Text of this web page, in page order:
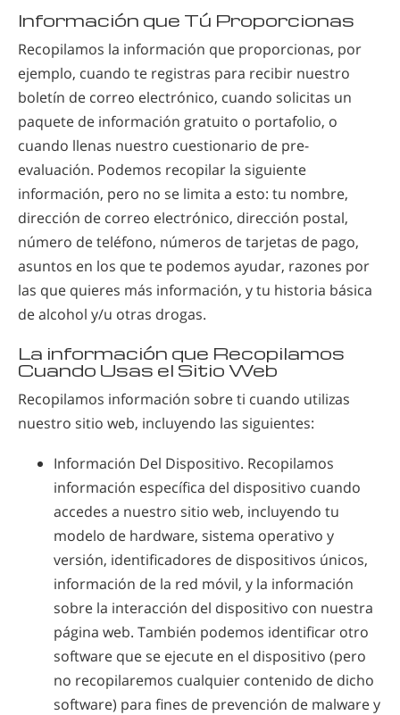
Información que Tú Proporcionas
Recopilamos la información que proporcionas, por
ejemplo, cuando te registras para recibir nuestro
boletín de correo electrónico, cuando solicitas un
paquete de información gratuito o portafolio, o
cuando llenas nuestro cuestionario de pre-
evaluación. Podemos recopilar la siguiente
información, pero no se limita a esto: tu nombre,
dirección de correo electrónico, dirección postal,
número de teléfono, números de tarjetas de pago,
asuntos en los que te podemos ayudar, razones por
las que quieres más información, y tu historia básica
de alcohol y/u otras drogas.
La información que Recopilamos
Cuando Usas el Sitio Web
Recopilamos información sobre ti cuando utilizas
nuestro sitio web, incluyendo las siguientes:
Información Del Dispositivo. Recopilamos
información específica del dispositivo cuando
accedes a nuestro sitio web, incluyendo tu
modelo de hardware, sistema operativo y
versión, identificadores de dispositivos únicos,
información de la red móvil, y la información
sobre la interacción del dispositivo con nuestra
página web. También podemos identificar otro
software que se ejecute en el dispositivo (pero
no recopilaremos cualquier contenido de dicho
software) para fines de prevención de malware y